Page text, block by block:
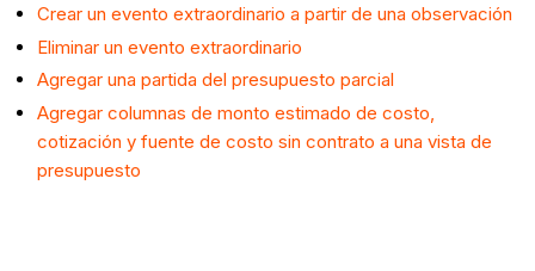
Crear un evento extraordinario a partir de una observación
Eliminar un evento extraordinario
Agregar una partida del presupuesto parcial
Agregar columnas de monto estimado de costo,
cotización y fuente de costo sin contrato a una vista de
presupuesto